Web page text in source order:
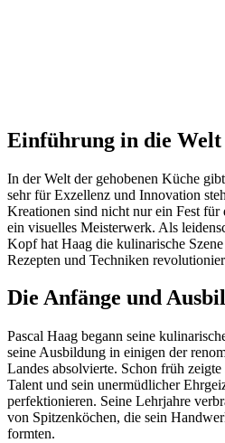
Einführung in die Welt
In der Welt der gehobenen Küche
sehr für Exzellenz und Innovation
Kreationen sind nicht nur ein Fest für
ein visuelles Meisterwerk. Als
Kopf hat Haag die kulinarische
Rezepten und Techniken
Die Anfänge und
Pascal Haag begann seine
seine Ausbildung in einigen der
Landes absolvierte. Schon früh
Talent und sein unermüdlicher
perfektionieren. Seine Lehrjahre
von Spitzenköchen, die sein
formten.